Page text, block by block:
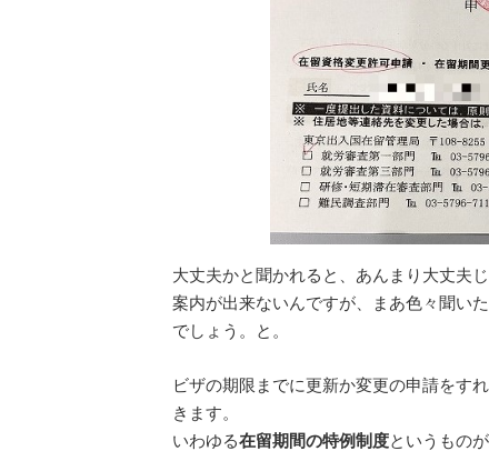
大丈夫かと聞かれると、あんまり大丈夫
案内が出来ないんですが、まあ色々聞い
でしょう。と。
ビザの期限までに更新か変更の申請をす
きます。
いわゆる在留期間の特例制度というもの